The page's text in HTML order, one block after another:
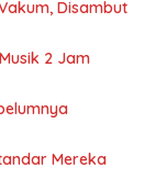
Disambut
2 Jam
Mereka